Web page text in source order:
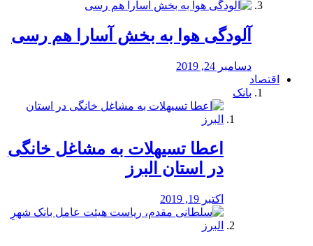
آلودگی هوا به بخش آسارا هم رسی
دسامبر 24, 2019
اقتصاد
بانک
️اعطا تسیهلات به مشاغل خانگی
در استان البرز
اکتبر 19, 2019